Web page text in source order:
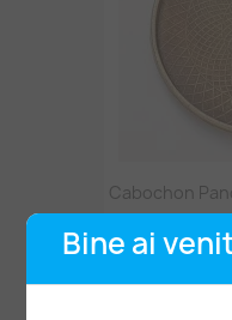
Bine ai
Cabochon